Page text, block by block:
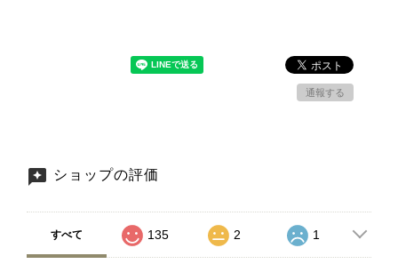
通報する
ショップの評価
すべて 135 2 1